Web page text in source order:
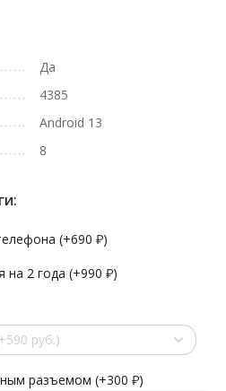
Да
4385
Android 13
8
(+690 ₽)
на 2 года (+990 ₽)
руб.)
разъемом (+300 ₽)